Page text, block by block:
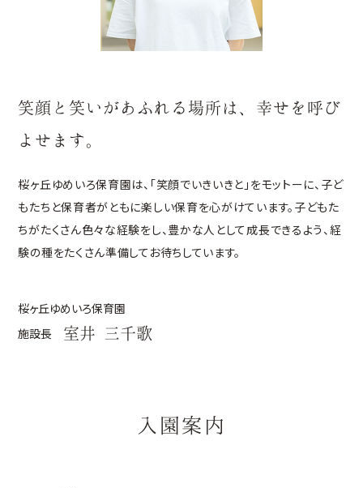
笑顔と笑いがあふれる場所は、幸せを呼び
よせます。
桜ヶ丘ゆめいろ保育園は、「笑顔でいきいきと」をモットーに、子ど
もたちと保育者がともに楽しい保育を心がけています。子どもた
ちがたくさん色々な経験をし、豊かな人として成長できるよう、経
験の種をたくさん準備してお待ちしています。
桜ヶ丘ゆめいろ保育園
施設長 室井 三千歌
入園案内